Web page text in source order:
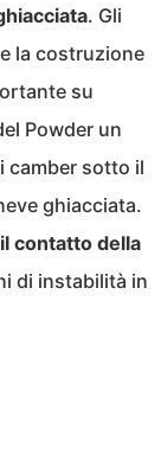
. Gli
la costruzione
su
Powder un
camber sotto il
ghiacciata.
contatto della
di instabilità in